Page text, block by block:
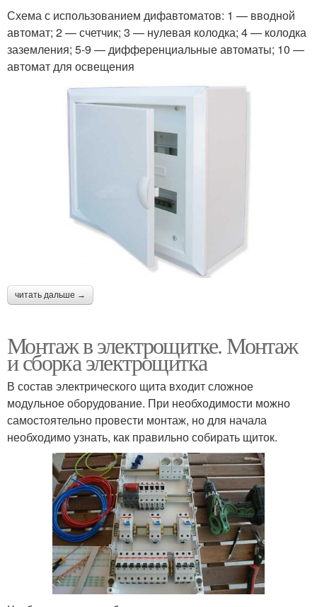
Схема с использованием дифавтоматов: 1 — вводной
автомат; 2 — счетчик; 3 — нулевая колодка; 4 — колодка
заземления; 5-9 — дифференциальные автоматы; 10 —
автомат для освещения
читать дальше →
Монтаж в электрощитке. Монтаж
и сборка электрощитка
В состав электрического щита входит сложное
модульное оборудование. При необходимости можно
самостоятельно провести монтаж, но для начала
необходимо узнать, как правильно собирать щиток.